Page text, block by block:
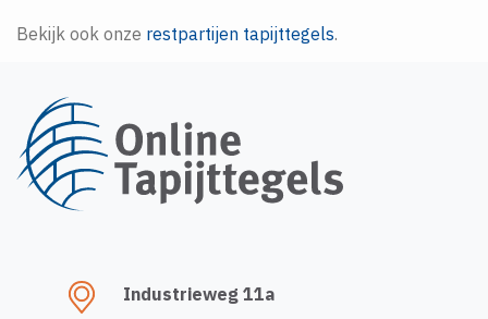
Bekijk ook onze restpartijen tapijttegels.
Industrieweg 11a